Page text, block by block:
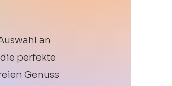
an
perfekte
Genuss